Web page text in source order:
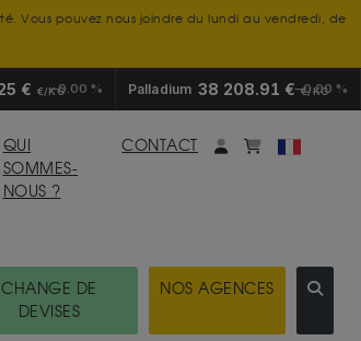
Vous pouvez nous joindre du lundi au vendredi, de
€ €/KG0.00 % Palladium 38 208.91 €€/KG
0.00 %
QUI
SOMMES-
NOUS ?
CONTACT Mon compte
monpanier
CHANGE DE
DEVISES
NOS AGENCES